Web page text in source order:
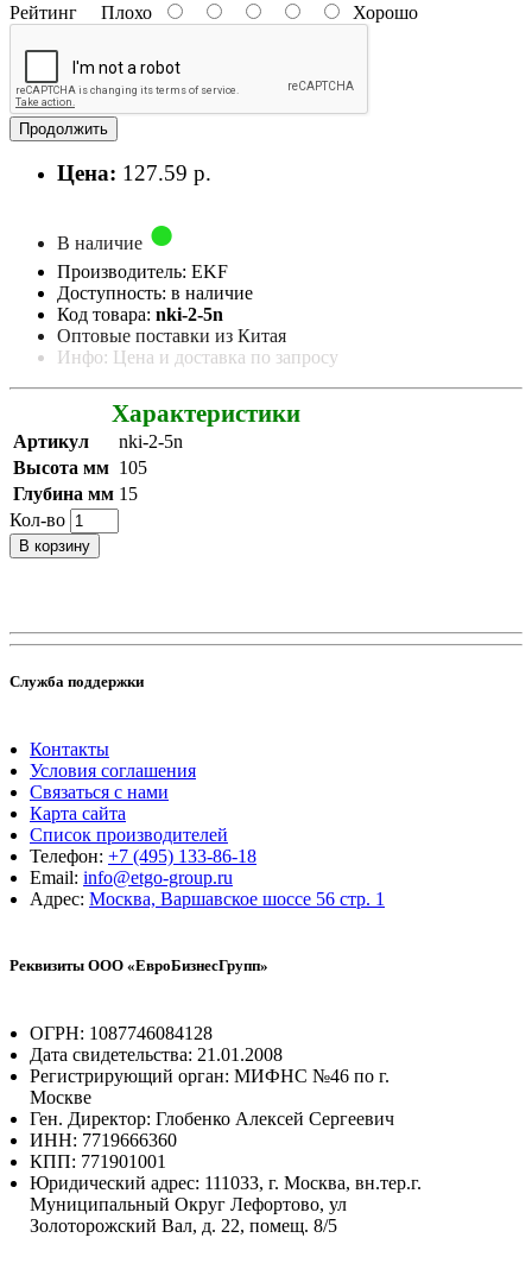
Рейтинг Плохо Хорошо
Продолжить
Цена: 127.59 р.
В наличие
Производитель: EKF
Доступность: в наличие
Код товара: nki-2-5n
Оптовые поставки из Китая
Инфо: Цена и доставка по запросу
Характеристики
Артикул
nki-2-5n
Высота мм 105
Глубина мм 15
Кол-во
В корзину
Служба поддержки
Контакты
Условия соглашения
Связаться с нами
Карта сайта
Список производителей
Телефон: +7 (495) 133-86-18
Email: info@etgo-group.ru
Адрес: Москва, Варшавское шоссе 56 стр. 1
Реквизиты ООО «ЕвроБизнесГрупп»
ОГРН: 1087746084128
Дата свидетельства: 21.01.2008
Регистрирующий орган: МИФНС №46 по г.
Москве
Ген. Директор: Глобенко Алексей Сергеевич
ИНН: 7719666360
КПП: 771901001
Юридический адрес: 111033, г. Москва, вн.тер.г.
Муниципальный Округ Лефортово, ул
Золоторожский Вал, д. 22, помещ. 8/5